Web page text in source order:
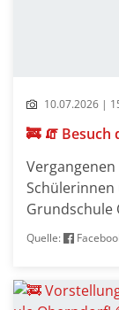
10.07.2026 |
🚒 🧯 Besuch
Schülerinnen
Grundschule
Quelle: